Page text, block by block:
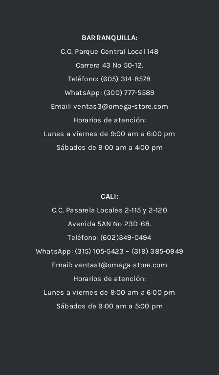
BARRANQUILLA:
C.C. Parque Central Local 148
Carrera 43 Nº 50-12.
Teléfono: (605) 314-8578
WhatsApp: (300) 777-5589
Email: ventas3@omega-store.com
Horarios de atención:
Lunes a viernes de 9:00 am a 6:00 pm
Sábados de 9:00 am a 4:00 pm
CALI:
C.C. Pasarela Locales 2-115 y 2-120
Avenida 5AN Nº 23D-68.
Teléfono: (602)349-0494
WhatsApp: (315) 105-5423 – (319) 385-0949
Email:ventas1@omega-store.com
Horarios de atención:
Lunes a viernes de 9:00 am a 6:00 pm
Sábados de 9:00 am a 5:00 pm